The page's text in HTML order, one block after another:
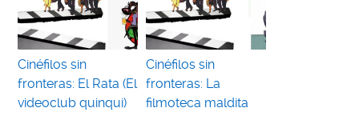
Cinéfilos sin
fronteras: El Rata (El
videoclub quinqui)
Cinéfilos sin
fronteras: La
filmoteca maldita